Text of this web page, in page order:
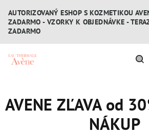
obsah
AUTORIZOVANÝ ESHOP S KOZMETIKOU
ZADARMO - VZORKY K OBJEDNÁVKE -
ZADARMO
AVENE ZĽAVA od
NÁKUP